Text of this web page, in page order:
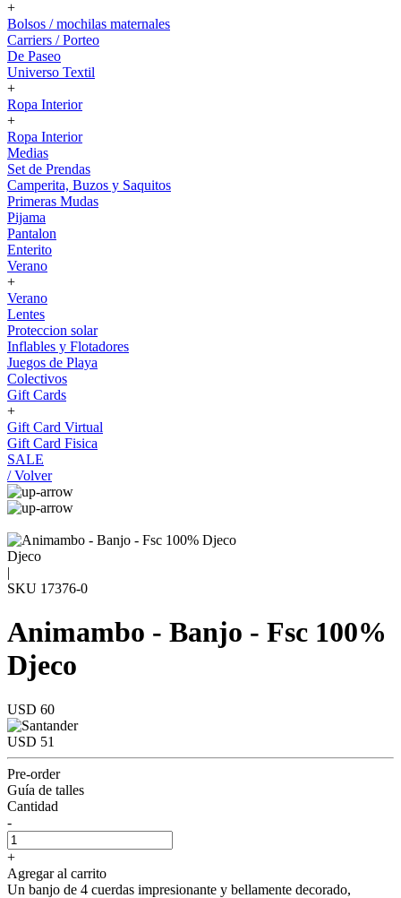
+
Bolsos / mochilas maternales
Carriers / Porteo
De Paseo
Universo Textil
+
Ropa Interior
+
Ropa Interior
Medias
Set de Prendas
Camperita, Buzos y Saquitos
Primeras Mudas
Pijama
Pantalon
Enterito
Verano
+
Verano
Lentes
Proteccion solar
Inflables y Flotadores
Juegos de Playa
Colectivos
Gift Cards
+
Gift Card Virtual
Gift Card Fisica
SALE
/ Volver
Djeco
|
SKU 17376-0
Animambo - Banjo - Fsc 100%
Djeco
USD 60
USD 51
Pre-order
Guía de talles
Cantidad
-
+
Agregar al carrito
Un banjo de 4 cuerdas impresionante y bellamente decorado,